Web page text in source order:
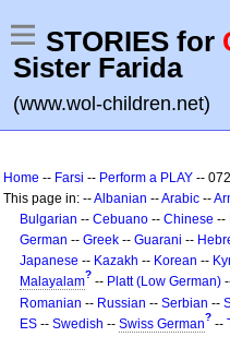
STORIES for
Sister Farida
(www.wol-children.net)
Home -- Farsi -- Perform a PLAY --
This page in: --Albanian --Arabic --
Bulgarian -- Cebuano -- Chinese --
German -- Greek -- Guarani --
Japanese -- Kazakh -- Korean --
Malayalam? -- Platt (Low German)
Romanian -- Russian -- Serbian --
ES -- Swedish -- Swiss German? --